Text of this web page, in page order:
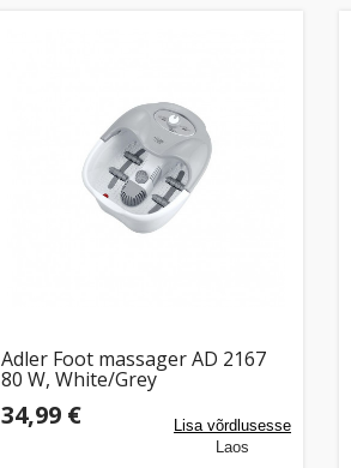
Adler Foot massager AD 2167
80 W, White/Grey
34,99 €
Lisa võrdlusesse
Laos